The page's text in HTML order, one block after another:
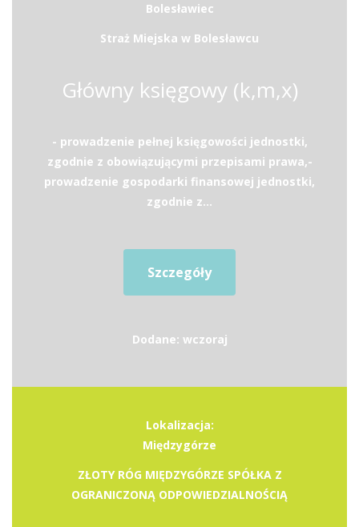
Bolesławiec
Straż Miejska w Bolesławcu
Główny księgowy (k,m,x)
- prowadzenie pełnej księgowości jednostki,
zgodnie z obowiązującymi przepisami prawa,-
prowadzenie gospodarki finansowej jednostki,
zgodnie z...
Szczegóły
Dodane: wczoraj
Lokalizacja:
Międzygórze
ZŁOTY RÓG MIĘDZYGÓRZE SPÓŁKA Z
OGRANICZONĄ ODPOWIEDZIALNOŚCIĄ